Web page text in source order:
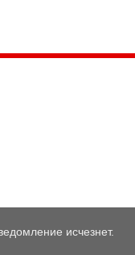
исчезнет.